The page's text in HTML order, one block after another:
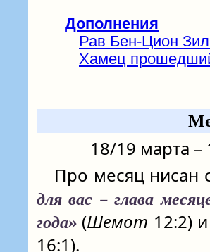
Дополнения
Рав Бен-Цион
Хамец
18/19 марта
Про месяц нисан
для вас – глава
года» (Шемот 12:2)
16:1).